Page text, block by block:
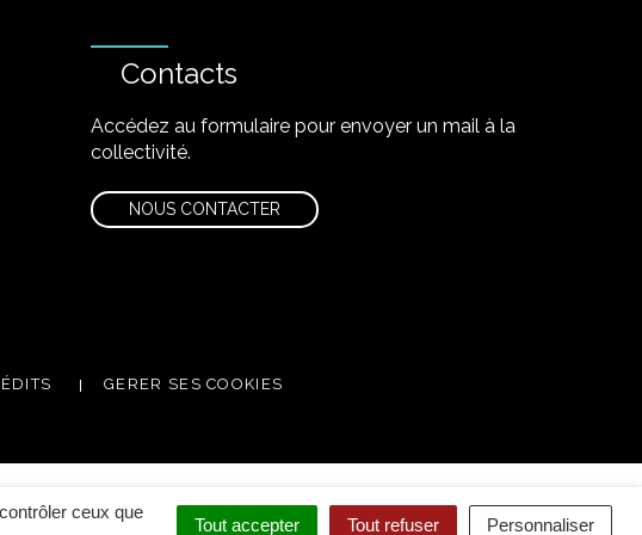
ceux que
Tout accepter Tout refuser Personnaliser
Contacts
Accédez au formulaire pour envoyer un mail à la
collectivité.
NOUS CONTACTER
GERER SES COOKIES